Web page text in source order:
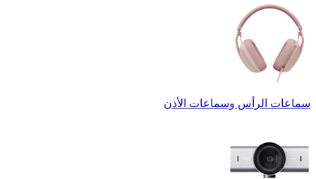
سماعات الرأس وسماعات الأذن